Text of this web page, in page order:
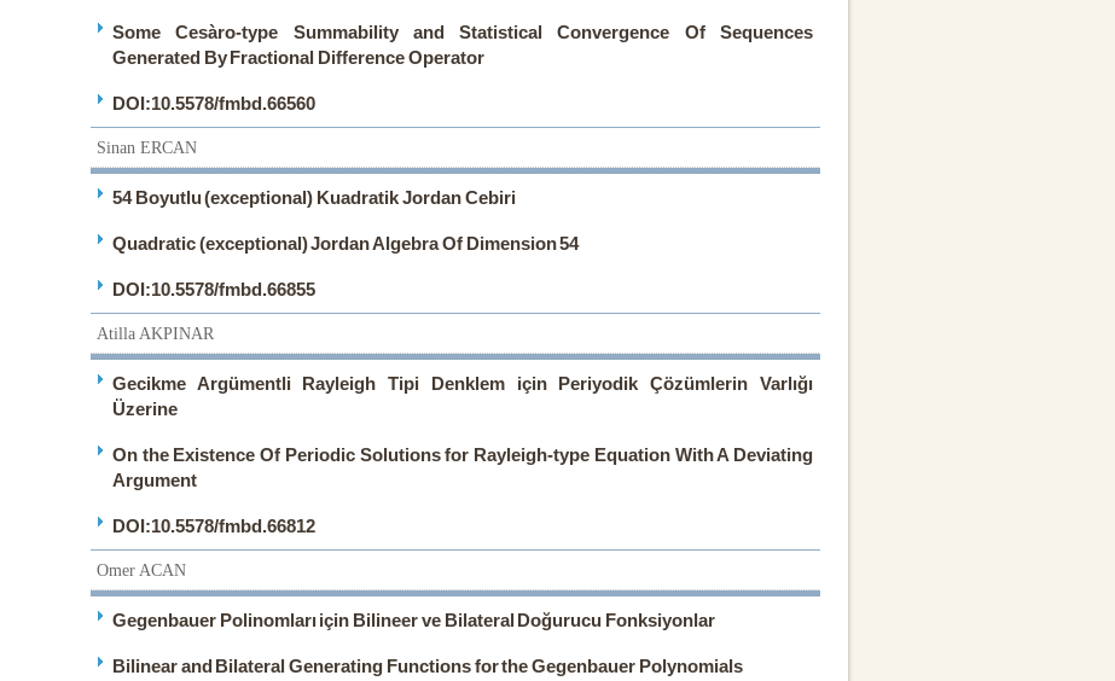
Some Cesàro-type Summability and Statistical Convergence Of Sequences
Generated By Fractional Difference Operator
DOI:10.5578/fmbd.66560
Sinan ERCAN
54 Boyutlu (exceptional) Kuadratik Jordan Cebiri
Quadratic (exceptional) Jordan Algebra Of Dimension 54
DOI:10.5578/fmbd.66855
Atilla AKPINAR
Gecikme Argümentli Rayleigh Tipi Denklem için Periyodik Çözümlerin Varlığı
Üzerine
On the Existence Of Periodic Solutions for Rayleigh-type Equation With A Deviating
Argument
DOI:10.5578/fmbd.66812
Omer ACAN
Gegenbauer Polinomları için Bilineer ve Bilateral Doğurucu Fonksiyonlar
Bilinear and Bilateral Generating Functions for the Gegenbauer Polynomials